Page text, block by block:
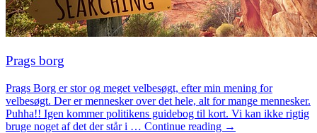
Prags borg
Prags Borg er stor og meget velbesøgt, efter min mening for
velbesøgt. Der er mennesker over det hele, alt for mange mennesker.
Puhha!! Igen kommer politikens guidebog til kort. Vi kan ikke rigtig
bruge noget af det der står i … Continue reading →